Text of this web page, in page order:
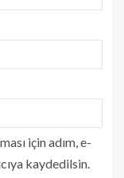
için adım, e-
kaydedilsin.